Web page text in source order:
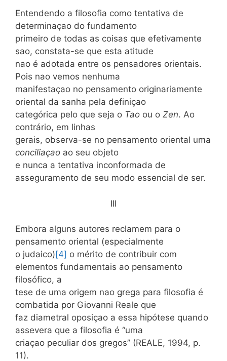
Entendendo a filosofia como tentativa de
determinaçao do fundamento
primeiro de todas as coisas que efetivamente
sao, constata-se que esta atitude
nao é adotada entre os pensadores orientais.
Pois nao vemos nenhuma
manifestaçao no pensamento originariamente
oriental da sanha pela definiçao
categórica pelo que seja o Tao ou o Zen. Ao
contrário, em linhas
gerais, observa-se no pensamento oriental uma
conciliaçao ao seu objeto
e nunca a tentativa inconformada de
asseguramento de seu modo essencial de ser.
III
Embora alguns autores reclamem para o
pensamento oriental (especialmente
o judaico) [4] o mérito de contribuir com
elementos fundamentais ao pensamento
filosófico, a
tese de uma origem nao grega para filosofia é
combatida por Giovanni Reale que
faz diametral oposiçao a essa hipótese quando
assevera que a filosofia é “uma
criaçao peculiar dos gregos” (REALE, 1994, p.
11).